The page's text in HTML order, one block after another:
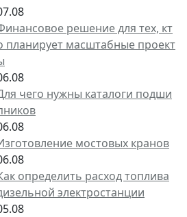
решение для тех, кт
планирует масштабные проект
чего нужны каталоги подши
мостовых кранов
определить расход топлива
электростанции